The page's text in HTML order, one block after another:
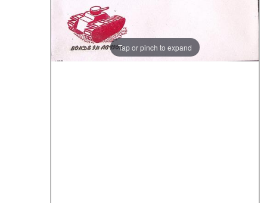
Tap or pinch to expand